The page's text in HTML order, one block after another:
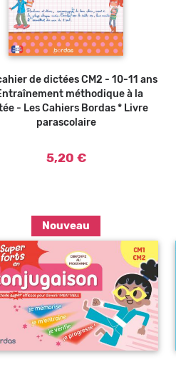
Ajouter au panier
de dictées CM2 - 10-11 ans
méthodique à la
- Les Cahiers Bordas * Livre
parascolaire
5,20 €
Nouveau